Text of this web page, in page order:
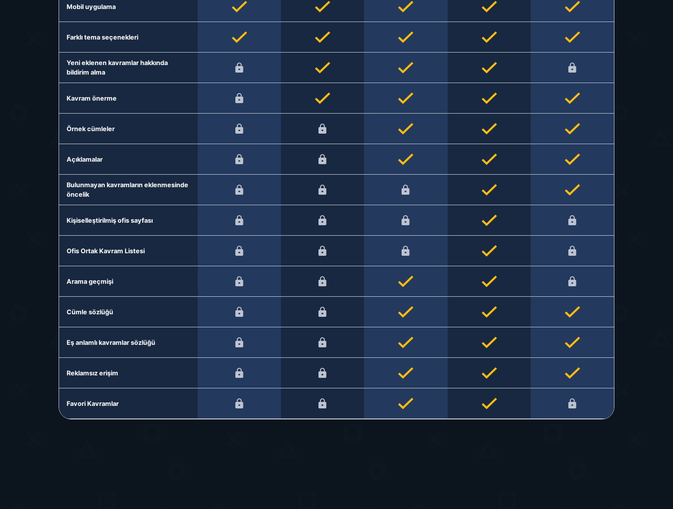
Mobil uygulama
Farklı tema seçenekleri
Yeni eklenen kavramlar hakkında
bildirim alma
Kavram önerme
Örnek cümleler
Açıklamalar
Bulunmayan kavramların eklenmesinde
öncelik
Kişiselleştirilmiş ofis sayfası
Ofis Ortak Kavram Listesi
Arama geçmişi
Cümle sözlüğü
Eş anlamlı kavramlar sözlüğü
Reklamsız erişim
Favori Kavramlar